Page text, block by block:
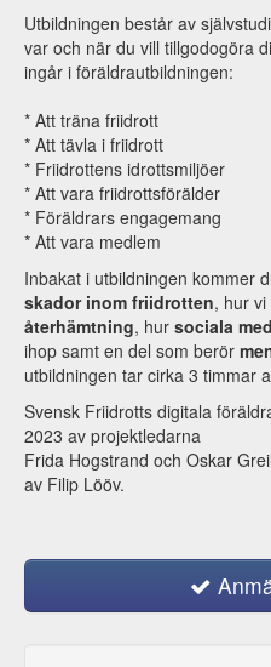
Utbildningen består av
var och när du vill tillgodogöra
ingår i föräldrautbildningen:
* Att träna friidrott
* Att tävla i friidrott
* Friidrottens idrottsmiljöer
* Att vara friidrottsförälder
* Föräldrars engagemang
* Att vara medlem
Inbakat i utbildningen kommer
skador inom friidrotten, hur
återhämtning, hur sociala
ihop samt en del som berör
utbildningen tar cirka 3 timmar
Svensk Friidrotts digitala
2023 av projektledarna
Frida Hogstrand och Oskar
av Filip Lööv.